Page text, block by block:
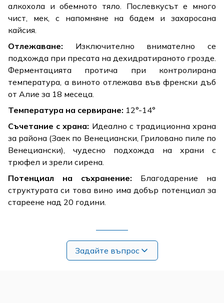
алкохола и обемното тяло. Послевкусът е много
чист, мек, с напомняне на бадем и захаросана
кайсия.
Отлежаване: Изключително внимателно се
подхожда при пресата на дехидратираното грозде.
Ферментацията протича при контролирана
температура, а виното отлежава във френски дъб
от Алие за 18 месеца.
Температура на сервиране: 12°-14°
Съчетание с храна: Идеално с традиционна храна
за района (Заек по Венециански, Гриловано пиле по
Венециански), чудесно подхожда на храни с
трюфел и зрели сирена.
Потенциал на съхранение: Благодарение на
структурата си това вино има добър потенциал за
стареене над 20 години.
Задайте въпрос